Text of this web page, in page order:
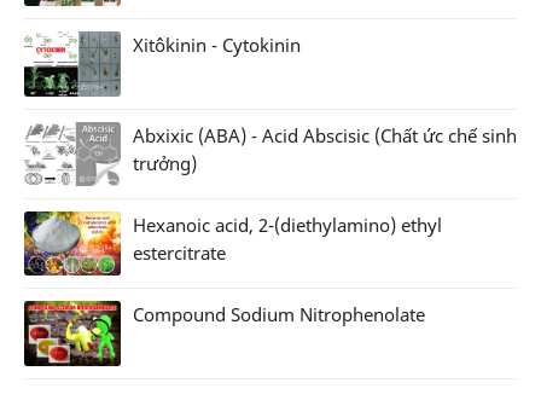
Xitôkinin - Cytokinin
Abxixic (ABA) - Acid Abscisic (Chất ức chế sinh
trưởng)
Hexanoic acid, 2-(diethylamino) ethyl
estercitrate
Compound Sodium Nitrophenolate